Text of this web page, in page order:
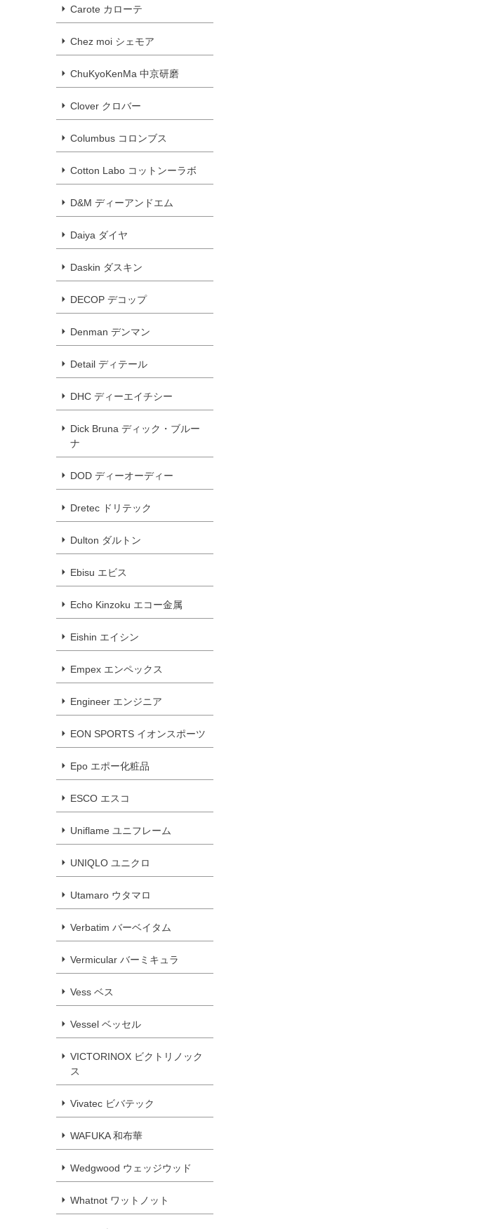
Carote カローテ
Chez moi シェモア
ChuKyoKenMa 中京研磨
Clover クロバー
Columbus コロンブス
Cotton Labo コットンーラボ
D&M ディーアンドエム
Daiya ダイヤ
Daskin ダスキン
DECOP デコップ
Denman デンマン
Detail ディテール
DHC ディーエイチシー
Dick Bruna ディック・ブルー
ナ
DOD ディーオーディー
Dretec ドリテック
Dulton ダルトン
Ebisu エビス
Echo Kinzoku エコー金属
Eishin エイシン
Empex エンペックス
Engineer エンジニア
EON SPORTS イオンスポーツ
Epo エポー化粧品
ESCO エスコ
Uniflame ユニフレーム
UNIQLO ユニクロ
Utamaro ウタマロ
Verbatim バーベイタム
Vermicular バーミキュラ
Vess ベス
Vessel ベッセル
VICTORINOX ビクトリノック
ス
Vivatec ビバテック
WAFUKA 和布華
Wedgwood ウェッジウッド
Whatnot ワットノット